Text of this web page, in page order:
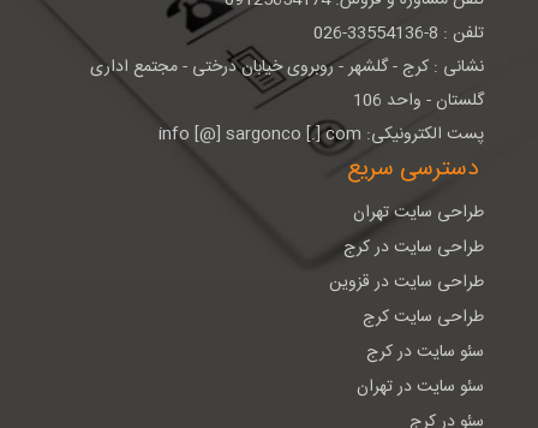
تلفن : 8-33554136-026
نشانی : كرج - گلشهر - روبروی خيابان درختی - مجتمع اداری
گلستان - واحد 106
پست الکترونیکی: info [@] sargonco [.] com
دسترسی سریع
طراحی سایت تهران
طراحی سایت در کرج
طراحی سایت در قزوین
طراحی سایت کرج
سئو سایت در کرج
سئو سایت در تهران
سئو در کرج